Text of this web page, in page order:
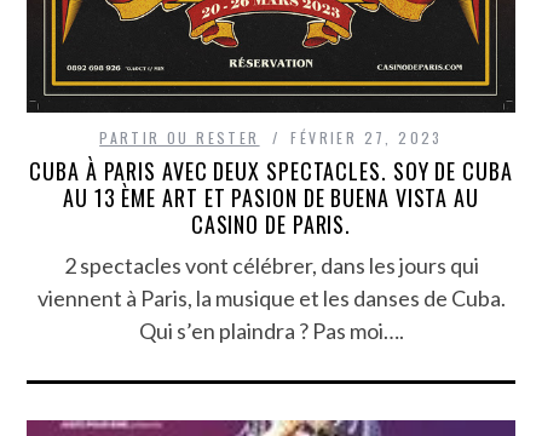
PARTIR OU RESTER FÉVRIER 27, 2023
CUBA À PARIS AVEC DEUX SPECTACLES. SOY DE CUBA
AU 13 ÈME ART ET PASION DE BUENA VISTA AU
CASINO DE PARIS.
2 spectacles vont célébrer, dans les jours qui
viennent à Paris, la musique et les danses de Cuba.
Qui s’en plaindra ? Pas moi….